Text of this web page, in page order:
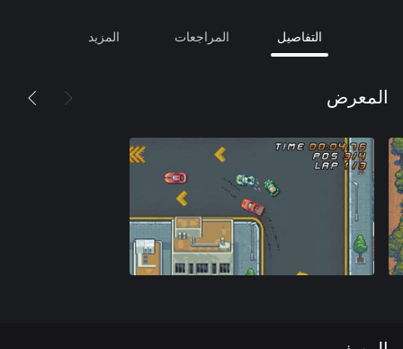
التفاصيل المراجعات المزيد
المعرض